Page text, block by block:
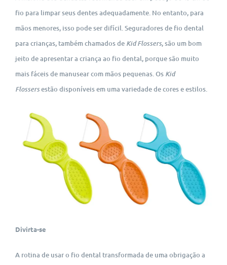
fio para limpar seus dentes adequadamente. No entanto, para
mãos menores, isso pode ser difícil. Seguradores de fio dental
para crianças, também chamados de Kid Flossers, são um bom
jeito de apresentar a criança ao fio dental, porque são muito
mais fáceis de manusear com mãos pequenas. Os Kid
Flossersestão disponíveis em uma variedade de cores e estilos.
Divirta-se
A rotina de usar o fio dental transformada de uma obrigação a